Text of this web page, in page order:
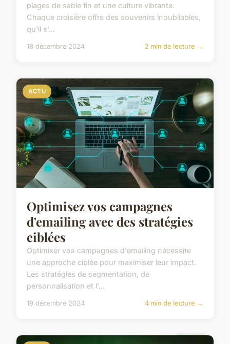
plages de sable fin et une culture vibrante.
Chaque croisière offre des souvenirs inoubliables,
qu'il s'...
18 décembre 2024 2 min de lecture →
ACTU
Optimisez vos campagnes
d'emailing avec des stratégies
ciblées
Optimiser vos campagnes d'emailing nécessite
une approche ciblée pour maximiser leur impact.
Les stratégies de segmentation, de
personnalisation et l'...
19 décembre 2024 4 min de lecture →